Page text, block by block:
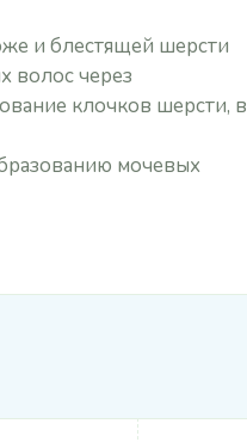
и блестящей шерсти
волос через
клочков шерсти, в
мочевых